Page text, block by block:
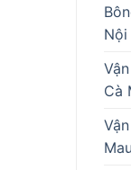
Nội
Cà